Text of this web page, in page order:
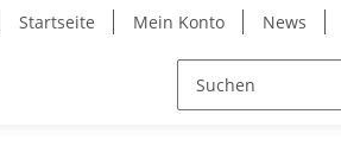
Startseite Mein Konto News